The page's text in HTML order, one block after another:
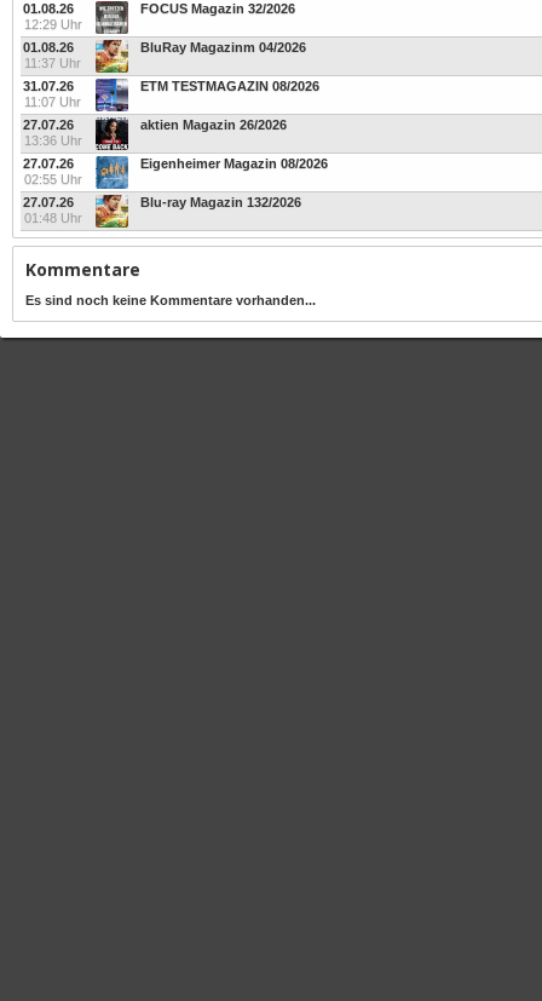
01.08.26
12:29 Uhr
FOCUS Magazin 32/2026
01.08.26
11:37 Uhr
BluRay Magazinm 04/2026
31.07.26
11:07 Uhr
ETM TESTMAGAZIN 08/2026
27.07.26
13:36 Uhr
aktien Magazin 26/2026
27.07.26
02:55 Uhr
Eigenheimer Magazin 08/2026
27.07.26
01:48 Uhr
Blu-ray Magazin 132/2026
Kommentare
Es sind noch keine Kommentare vorhanden...